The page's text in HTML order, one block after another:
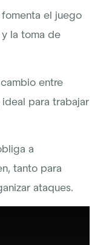
fomenta el juego
la toma de
entre
para trabajar
a
tanto para
ataques.